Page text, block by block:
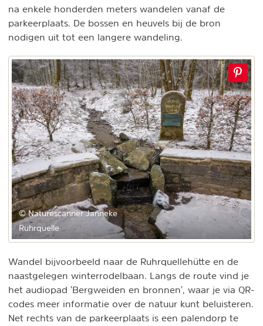
na enkele honderden meters wandelen vanaf de
parkeerplaats. De bossen en heuvels bij de bron
nodigen uit tot een langere wandeling.
© Naturescanner Janneke
Ruhrquelle
Wandel bijvoorbeeld naar de Ruhrquellehütte en de
naastgelegen winterrodelbaan. Langs de route vind je
het audiopad 'Bergweiden en bronnen', waar je via QR-
codes meer informatie over de natuur kunt beluisteren.
Net rechts van de parkeerplaats is een palendorp te